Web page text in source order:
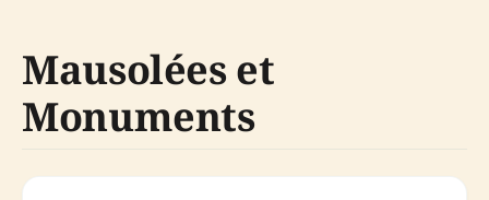
Mausolées et
Monuments